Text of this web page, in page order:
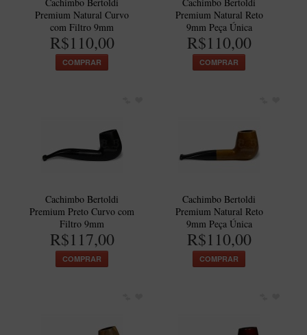
Itália Encerado
Maestro Nacional
Maestro Nacional Encerado
Fiore
Jateado
Montana
Mouton
Premium Natural Curvo
com Filtro 9mm
R$110,00
COMPRAR
Premium Natural Reto
9mm Peça Única
R$110,00
COMPRAR
Cachimbo Bertoldi
Premium Preto Curvo com
Filtro 9mm
R$117,00
COMPRAR
Cachimbo Bertoldi
Premium Natural Reto
9mm Peça Única
R$110,00
COMPRAR